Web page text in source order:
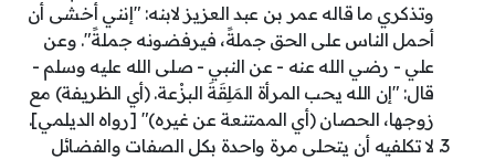
وتذكري ما قاله عمر بن عبد العزيز لابنه: "إنني أخشى أن
أحمل الناس على الحق جملةً، فيرفضونه جملةً". وعن
علي - رضي الله عنه - عن النبي - صلى الله عليه وسلم -
قال: "إن الله يحب المرأة المَلِقَةَ البزْعة. (أي الظريفة) مع
زوجها، الحصان (أي الممتنعة عن غيره)" [رواه الديلمي].
لا تكلفيه أن يتحلى مرة واحدة بكل الصفات والفضائل